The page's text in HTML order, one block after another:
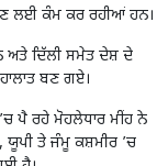
ਲਈ ਕੰਮ ਕਰ ਰਹੀਆਂ ਹਨ।
ਅਤੇ ਦਿੱਲੀ ਸਮੇਤ ਦੇਸ਼ ਦੇ
ਬਣ ਗਏ।
ਪੈ ਰਹੇ ਮੋਹਲੇਧਾਰ ਮੀਂਹ ਨੇ
ਯੂਪੀ ਤੇ ਜੰਮੂ ਕਸ਼ਮੀਰ ’ਚ